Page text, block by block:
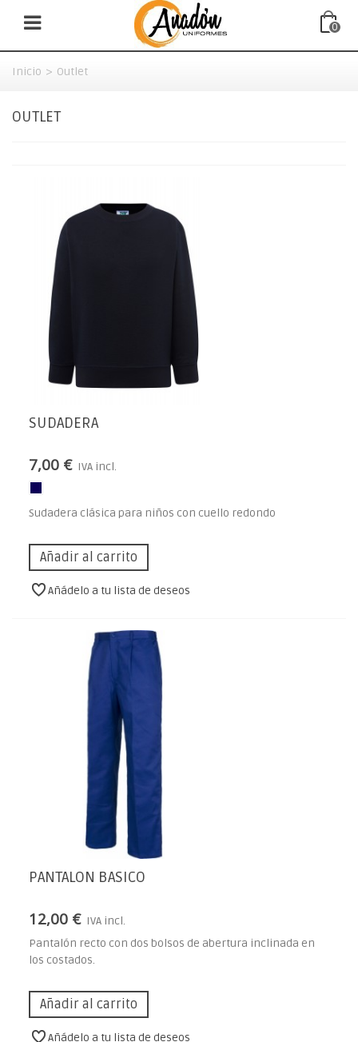
0
Inicio > Outlet
OUTLET
SUDADERA
7,00 € IVA incl.
Sudadera clásica para niños con cuello redondo
Añadir al carrito
Añádelo a tu lista de deseos
PANTALON BASICO
12,00 € IVA incl.
Pantalón recto con dos bolsos de abertura inclinada en
los costados.
Añadir al carrito
Añádelo a tu lista de deseos